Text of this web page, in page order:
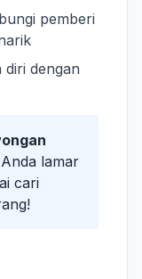
pemberi
diri dengan
lamar
cari